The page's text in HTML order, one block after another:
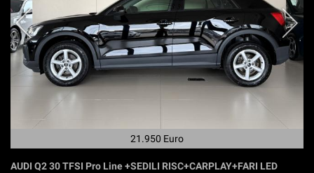
21.950 Euro
AUDI Q2 30 TFSI Pro Line +SEDILI RISC+CARPLAY+FARI LED